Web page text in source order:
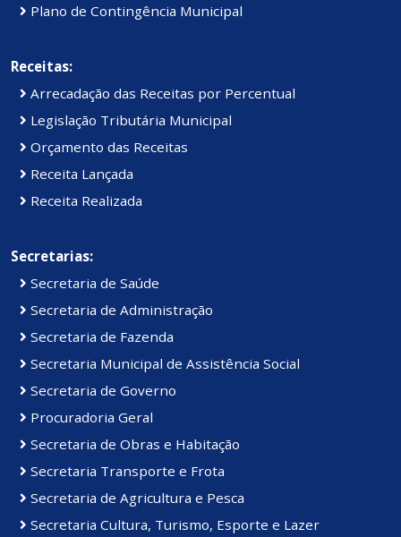
Plano de Contingência Municipal
Receitas:
Arrecadação das Receitas por Percentual
Legislação Tributária Municipal
Orçamento das Receitas
Receita Lançada
Receita Realizada
Secretarias:
Secretaria de Saúde
Secretaria de Administração
Secretaria de Fazenda
Secretaria Municipal de Assistência Social
Secretaria de Governo
Procuradoria Geral
Secretaria de Obras e Habitação
Secretaria Transporte e Frota
Secretaria de Agricultura e Pesca
Secretaria Cultura, Turismo, Esporte e Lazer